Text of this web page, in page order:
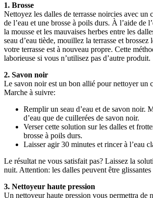
1. Brosse
Nettoyez les dalles de terrasse noircies avec un
de l’eau et une brosse à poils durs. À l’aide de
la mousse et les mauvaises herbes entre les
seau d’eau tiède, mouillez la terrasse et brossez
votre terrasse est à nouveau propre. Cette
laborieuse si vous n’utilisez pas d’autre produit.
2. Savon noir
Le savon noir est un bon allié pour nettoyer un
Marche à suivre:
Remplir un seau d’eau et de savon noir.
d’eau que de cuillerées de savon noir.
Verser cette solution sur les dalles et
brosse à poils durs.
Laisser agir 30 minutes et rincer à l’eau
Le résultat ne vous satisfait pas? Laissez la
nuit. Attention: les dalles peuvent être glissantes
3. Nettoyeur haute pression
Un nettoyeur haute pression vous permettra de